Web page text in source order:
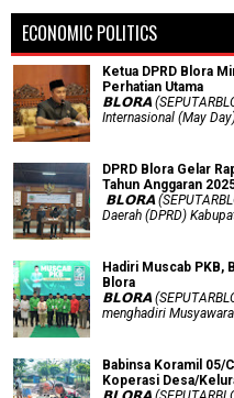
ECONOMIC POLITICS
Ketua DPRD Blora
Perhatian Utama
​𝗕𝗟𝗢𝗥𝗔
Internasional (May
DPRD Blora Gelar
Tahun Anggaran
𝗕𝗟𝗢𝗥𝗔
Daerah (DPRD)
Hadiri Muscab PKB,
Blora
𝗕𝗟𝗢𝗥𝗔
menghadiri
Babinsa Koramil 05/
Koperasi Desa/